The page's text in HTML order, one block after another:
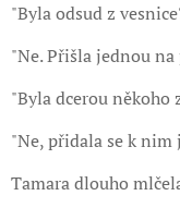
"Byla odsud z
"Ne. Přišla jednou
"Byla dcerou někoho
"Ne, přidala se k nim
Tamara dlouho